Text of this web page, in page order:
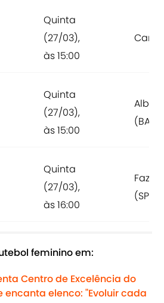
Quinta
(27/03),
às 15:00
Quinta
(27/03),
às 15:00
(BA)
Quinta
(27/03),
às 16:00
(SP)
feminino em:
Centro de Excelência do
encanta elenco: "Evoluir cada